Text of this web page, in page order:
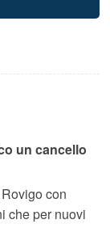
un cancello
con
che per nuovi